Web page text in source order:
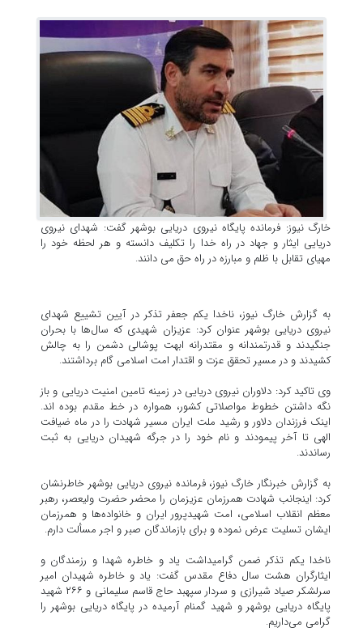
خارگ نیوز: فرمانده پایگاه نیروی دریایی بوشهر گفت: شهدای نیروی
دریایی ایثار و جهاد در راه خدا را تکلیف دانسته و هر لحظه خود را
مهیای تقابل با ظلم و مبارزه در راه حق می دانند.
به گزارش خارگ نیوز، ناخدا یکم جعفر تذکر در آیین تشییع شهدای
نیروی دریایی بوشهر عنوان کرد: عزیزان شهیدی که سال‌ها با بحران
جنگیدند و قدرتمندانه و مقتدرانه ابهت پوشالی دشمن را به چالش
کشیدند و در مسیر تحقق عزت و اقتدار امت اسلامی گام برداشتند.
وی تاکید کرد: دلاوران نیروی دریایی در زمینه تامین امنیت دریایی و باز
نگه داشتن خطوط مواصلاتی کشور، همواره در خط مقدم بوده اند.
اینک فرزندان دلاور و رشید ملت ایران مسیر شهادت را در ماه ضیافت
الهی تا آخر پیمودند و نام خود را در جرگه شهیدان دریایی به ثبت
رساندند.
به گزارش خبرنگار خارگ نیوز، فرمانده نیروی دریایی بوشهر خاطرنشان
کرد: اینجانب شهادت همرزمان عزیزمان را محضر حضرت ولیعصر، رهبر
معظم انقلاب اسلامی، امت شهیدپرور ایران و خانواده‌ها و همرزمان
ایشان تسلیت عرض نموده و برای بازماندگان صبر و اجر مسألت دارم.
ناخدا یکم تذکر ضمن گرامیداشت یاد و خاطره شهدا و رزمندگان و
ایثارگران هشت سال دفاع مقدس گفت: یاد و خاطره شهیدان امیر
سرلشکر صیاد شیرازی و سردار سپهبد حاج قاسم سلیمانی و ۲۶۶ شهید
پایگاه دریایی بوشهر و شهید گمنام آرمیده در پایگاه دریایی بوشهر را
گرامی می‌داریم.